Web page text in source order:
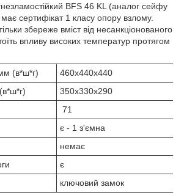
BFS 46 KL (аналог сейфу
сертифікат 1 класу опору взлому.
збереже вміст від несанкціонованого
впливу високих температур протягом
(в*ш*г)
460х440х440
350х330х290
71
є - 1 з'ємна
немає
є
ключовий замок